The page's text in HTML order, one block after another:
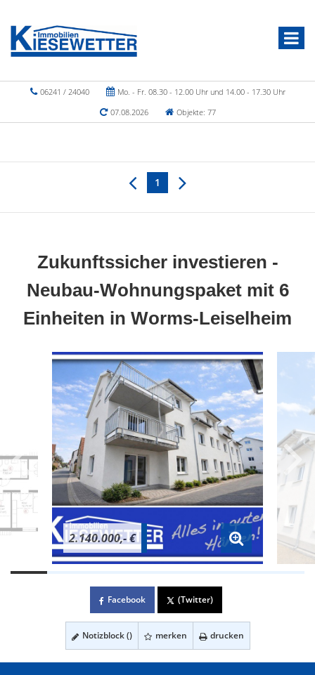
06241 / 24040
Mo. - Fr. 08.30 - 12.00 Uhr und 14.00 - 17.30 Uhr
07.08.2026
Objekte: 77
1
Zukunftssicher investieren -
Neubau-Wohnungspaket mit 6
Einheiten in Worms-Leiselheim
2.140.000,- €
Facebook (Twitter)
Notizblock () merken drucken